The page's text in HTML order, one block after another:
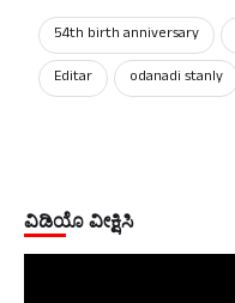
54th birth anniversary
Editar
odanadi stanly
ವಿಡಿಯೊ ವೀಕ್ಷಿಸಿ